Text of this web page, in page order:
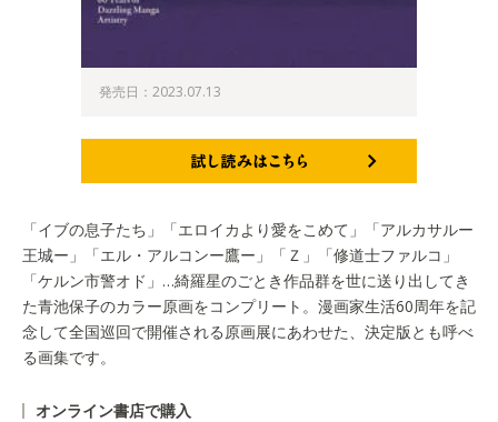
発売日：2023.07.13
「イブの息子たち」「エロイカより愛をこめて」「アルカサルー
王城ー」「エル・アルコンー鷹ー」「Ｚ」「修道士ファルコ」
「ケルン市警オド」…綺羅星のごとき作品群を世に送り出してき
た青池保子のカラー原画をコンプリート。漫画家生活60周年を記
念して全国巡回で開催される原画展にあわせた、決定版とも呼べ
る画集です。
オンライン書店で購入